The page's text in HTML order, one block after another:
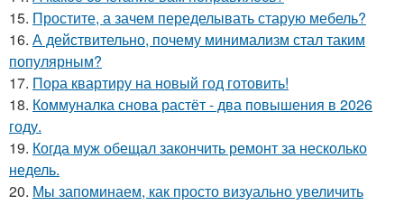
15. Простите, а зачем переделывать старую мебель?
16. А действительно, почему минимализм стал таким
популярным?
17. Пора квартиру на новый год готовить!
18. Коммуналка снова растёт - два повышения в 2026
году.
19. Когда муж обещал закончить ремонт за несколько
недель.
20. Мы запоминаем, как просто визуально увеличить